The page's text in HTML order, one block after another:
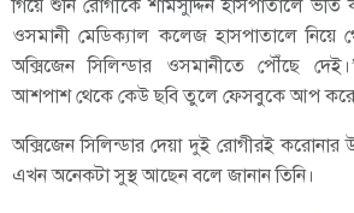
গিয়ে শুনি রোগীকে শামসুদ্দিন হাসপাতালে ভর্তি
ওসমানী মেডিক্যাল কলেজ হাসপাতালে
অক্সিজেন সিলিন্ডার ওসমানীতে পৌঁছে
আশপাশ থেকে কেউ ছবি তুলে ফেসবুকে আপ
অক্সিজেন সিলিন্ডার দেয়া দুই রোগীরই করোনার
এখন অনেকটা সুস্থ আছেন বলে জানান তিনি।